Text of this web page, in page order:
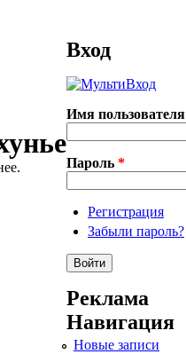
Вход
Имя пользователя
Пароль *
Регистрация
Забыли пароль?
Реклама
Навигация
Новые записи